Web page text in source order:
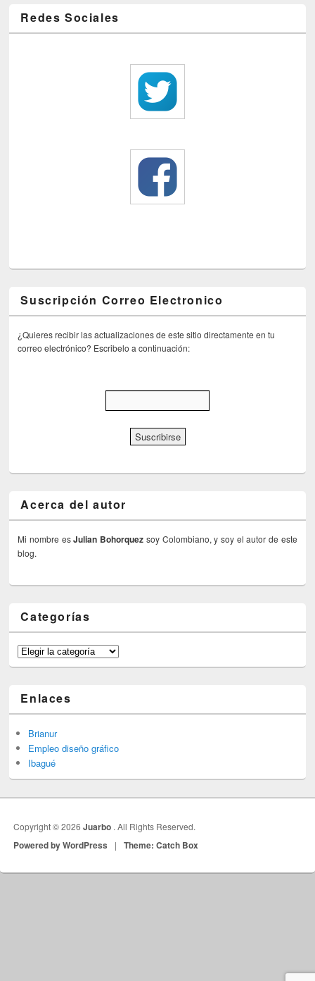
Redes Sociales
Suscripción Correo Electronico
¿Quieres recibir las actualizaciones de este sitio directamente en tu
correo electrónico? Escribelo a continuación:
Acerca del autor
Mi nombre esJulian Bohorquez soy Colombiano, y soy el autor de este
blog.
Categorías
Categorías
Enlaces
Brianur
Empleo diseño gráfico
Ibagué
Copyright © 2026Juarbo . All Rights Reserved.
Powered by WordPress | Theme: Catch Box